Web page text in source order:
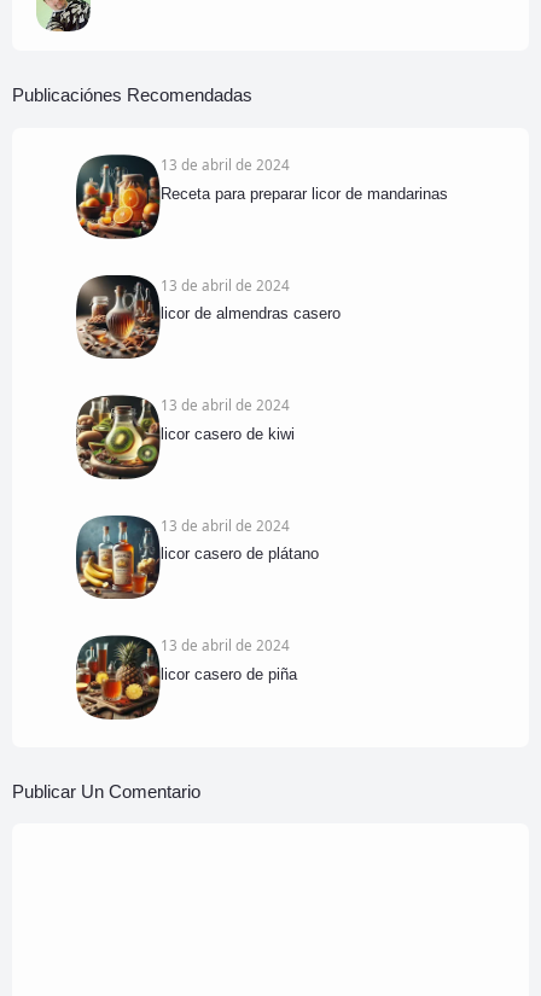
Publicaciónes Recomendadas
13 de abril de 2024
Receta para preparar licor de mandarinas
13 de abril de 2024
licor de almendras casero
13 de abril de 2024
licor casero de kiwi
13 de abril de 2024
licor casero de plátano
13 de abril de 2024
licor casero de piña
Publicar Un Comentario